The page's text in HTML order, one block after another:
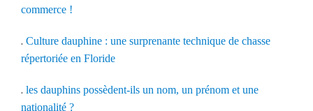
commerce !
. Culture dauphine : une surprenante technique de chasse
répertoriée en Floride
. les dauphins possèdent-ils un nom, un prénom et une
nationalité ?